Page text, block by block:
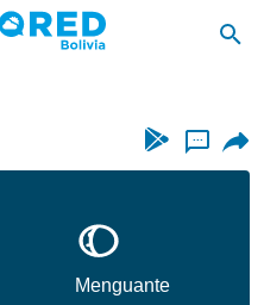
...
Menguante